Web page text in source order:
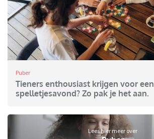
Puber
Tieners enthousiast krijgen voor een
spelletjesavond? Zo pak je het aan.
Lees hier meer over